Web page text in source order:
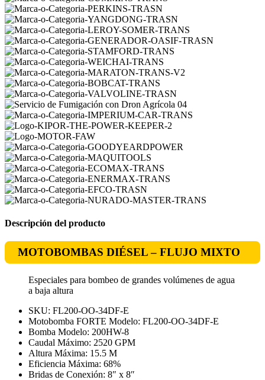
Descripción del producto
MOTOBOMBAS DIÉSEL – FLUJO MIXTO
Especiales para bombeo de grandes volúmenes de agua
a baja altura
SKU: FL200-OO-34DF-E
Motobomba FORTE Modelo: FL200-OO-34DF-E
Bomba Modelo: 200HW-8
Caudal Máximo: 2520 GPM
Altura Máxima: 15.5 M
Eficiencia Máxima: 68%
Bridas de Conexión: 8″ x 8″